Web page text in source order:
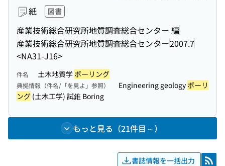
紙 図書
産業技術総合研究所地質調査総合センター 編
産業技術総合研究所地質調査総合センター2007.7
<NA31-J16>
件名 土木地質学 ボーリング
典拠情報（件名/「を見よ」参照） Engineering geology ボーリ
ング (土木工学) 試錐 Boring
もっと見る（21件目～）
書誌情報を一括出力